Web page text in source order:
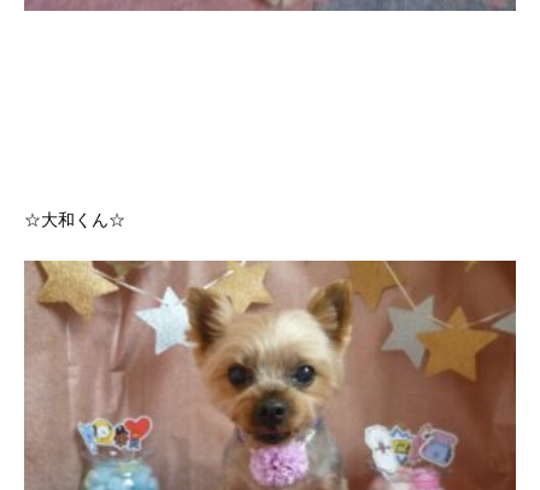
☆大和くん☆